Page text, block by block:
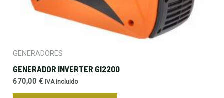
GENERADORES
GENERADOR INVERTER GI2200
670,00€ IVA incluido